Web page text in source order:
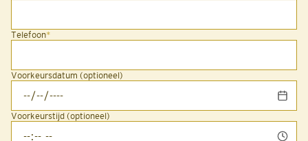
Telefoon*
Voorkeursdatum (optioneel)
Voorkeurstijd (optioneel)